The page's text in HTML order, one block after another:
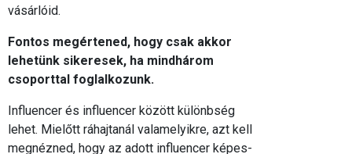
vásárlóid.
Fontos megértened, hogy csak akkor
lehetünk sikeresek, ha mindhárom
csoporttal foglalkozunk.
Influencer és influencer között különbség
lehet. Mielőtt ráhajtanál valamelyikre, azt kell
megnézned, hogy az adott influencer képes-